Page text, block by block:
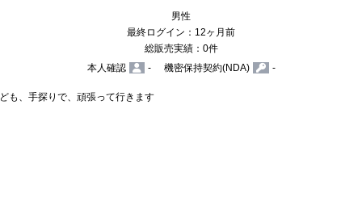
男性
最終ログイン：12ヶ月前
総販売実績：0件
本人確認
- 機密保持契約(NDA) -
も、手探りで、頑張って行きます